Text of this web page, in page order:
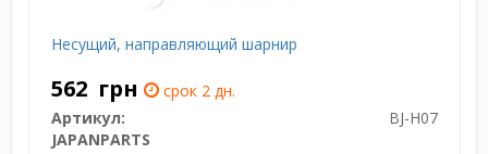
Несущий, направляющий шарнир
562 грн
срок 2 дн.
Артикул:
BJ-H07
JAPANPARTS